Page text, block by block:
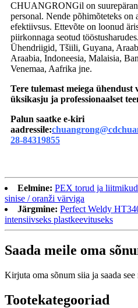
CHUANGRONGil on
personal. Nende põhimõteteks on
efektiivsus. Ettevõte on loonud
piirkonnaga seotud
Ühendriigid, Tšiili, Guyana,
Araabia, Indoneesia, Malaisia,
Venemaa, Aafrika jne.
Tere tulemast meiega ühendust
üksikasju ja professionaalset
Palun saatke e-kiri
aadressile:
28-84319855
Eelmine: PEX torud ja
sinise / oranži värviga
Järgmine: Perfect Weldy
intensiivseks plastkeevituseks
Saada meile oma
Kirjuta oma sõnum siia ja saada see
Tootekategooriad